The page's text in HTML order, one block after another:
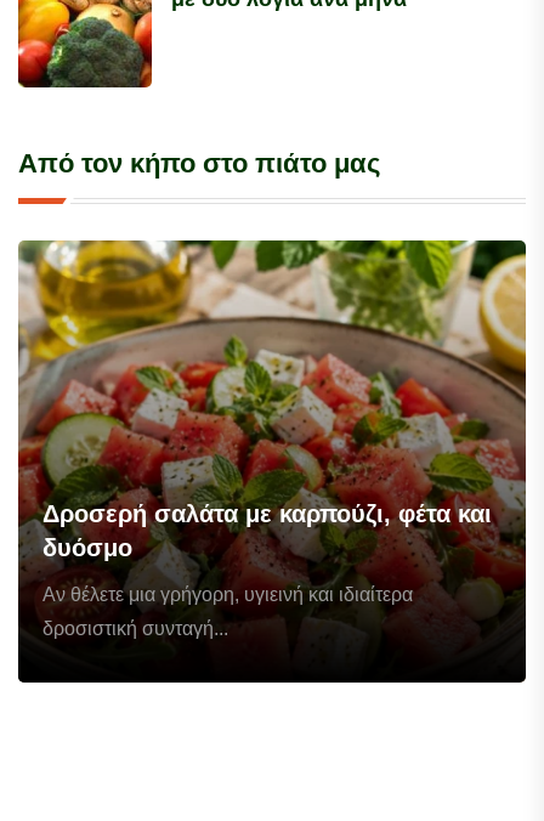
Από τον κήπο στο πιάτο μας
Δροσερή σαλάτα με καρπούζι, φέτα και
δυόσμο
Αν θέλετε μια γρήγορη, υγιεινή και ιδιαίτερα
δροσιστική συνταγή...